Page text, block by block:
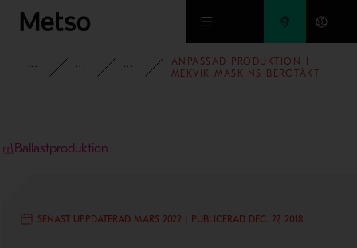
Hoppa till huvudinnehåll
INBLICK FALLSTUDIERFALLSTUDIER INOM
ANPASSAD PRODUKTION I
MEKVIK MASKINS BERGTÄKT
Ballastproduktion
SENAST UPPDATERAD MARS 2022 | PUBLICERAD DEC. 27, 2018